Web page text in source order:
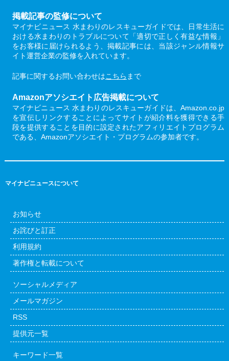
掲載記事の監修について
マイナビニュース 水まわりのレスキューガイドでは、日常生活に
おける水まわりのトラブルについて「適切で正しく有益な情報」
をお客様に届けられるよう、掲載記事には、当該ジャンル情報サ
イト運営企業の監修を入れています。
記事に関するお問い合わせはこちら まで
Amazonアソシエイト広告掲載について
マイナビニュース 水まわりのレスキューガイドは、Amazon.co.jp
を宣伝しリンクすることによってサイトが紹介料を獲得できる手
段を提供することを目的に設定されたアフィリエイトプログラム
である、Amazonアソシエイト・プログラムの参加者です。
マイナビニュースについて
お知らせ
お詫びと訂正
利用規約
著作権と転載について
ソーシャルメディア
メールマガジン
RSS
提供元一覧
キーワード一覧